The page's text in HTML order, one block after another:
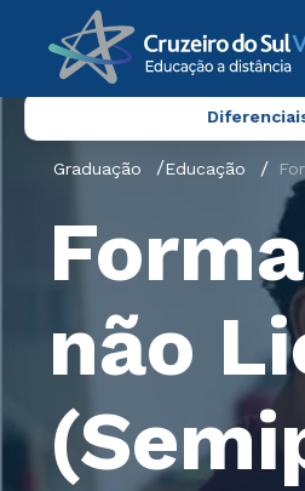
Graduação Educação
não